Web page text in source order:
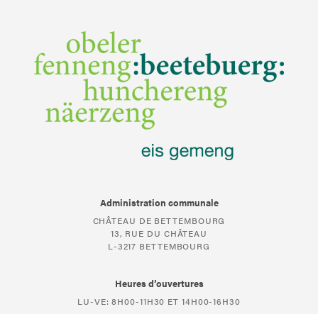
Administration communale
CHÂTEAU DE BETTEMBOURG
13, RUE DU CHÂTEAU
L-3217 BETTEMBOURG
Heures d’ouvertures
LU-VE: 8H00-11H30 ET 14H00-16H30